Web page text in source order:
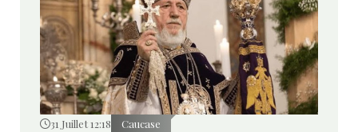
31 Juillet 12:18 Caucase